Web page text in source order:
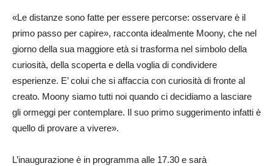
«Le distanze sono fatte per essere percorse: osservare è il
primo passo per capire», racconta idealmente Moony, che nel
giorno della sua maggiore età si trasforma nel simbolo della
curiosità, della scoperta e della voglia di condividere
esperienze. E’ colui che si affaccia con curiosità di fronte al
creato. Moony siamo tutti noi quando ci decidiamo a lasciare
gli ormeggi per contemplare. Il suo primo suggerimento infatti è
quello di provare a vivere».
L’inaugurazione è in programma alle 17.30 e sarà